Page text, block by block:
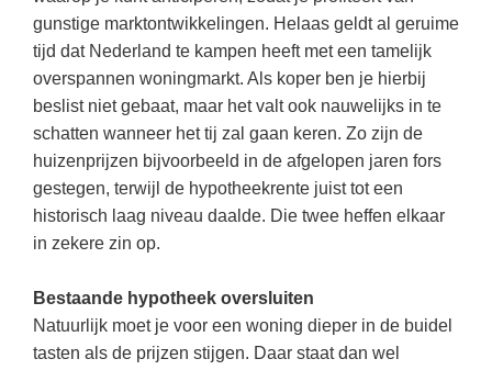
Den Haag(46)
Dordrecht
Lelystad(19)
Eindhoven (18)
Alkmaar(18)
Zoetermeer(17)
Klassieke Talen
Levensbeschouwing
Maatschappijleer
Muziek
Natuurkunde
Rekenen / Wiskunde
Scheikunde
Meesterbaan onderwijsvacatures
LEERMETHODEN
Biologie
Examentraining
Media
Nederlands
gunstige marktontwikkelingen. Helaas geldt al geruime
tijd dat Nederland te kampen heeft met een tamelijk
overspannen woningmarkt. Als koper ben je hierbij
beslist niet gebaat, maar het valt ook nauwelijks in te
schatten wanneer het tij zal gaan keren. Zo zijn de
huizenprijzen bijvoorbeeld in de afgelopen jaren fors
gestegen, terwijl de hypotheekrente juist tot een
historisch laag niveau daalde. Die twee heffen elkaar
in zekere zin op.
Bestaande hypotheek oversluiten
Natuurlijk moet je voor een woning dieper in de buidel
tasten als de prijzen stijgen. Daar staat dan wel